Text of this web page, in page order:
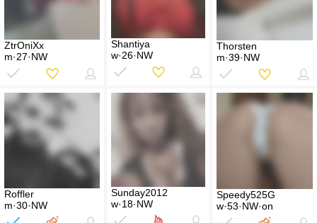
ZtrOniXx
m·27·NW
Shantiya
w·26·NW
Thorsten
m·39·NW
Roffler
m·30·NW
Sunday2012
w·18·NW
Speedy525G
w·53·NW·on